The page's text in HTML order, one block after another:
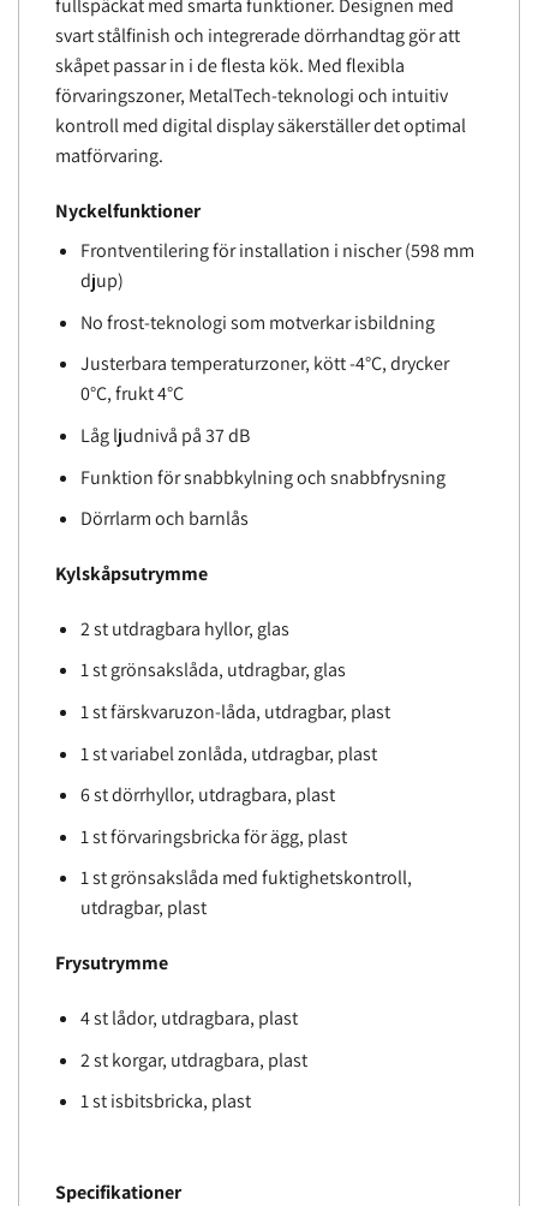
fullspäckat med smarta funktioner. Designen med
svart stålfinish och integrerade dörrhandtag gör att
skåpet passar in i de flesta kök. Med flexibla
förvaringszoner, MetalTech-teknologi och intuitiv
kontroll med digital display säkerställer det optimal
matförvaring.
Nyckelfunktioner
Frontventilering för installation i nischer (598 mm
djup)
No frost-teknologi som motverkar isbildning
Justerbara temperaturzoner, kött -4°C, drycker
0°C, frukt 4°C
Låg ljudnivå på 37 dB
Funktion för snabbkylning och snabbfrysning
Dörrlarm och barnlås
Kylskåpsutrymme
2 st utdragbara hyllor, glas
1 st grönsakslåda, utdragbar, glas
1 st färskvaruzon-låda, utdragbar, plast
1 st variabel zonlåda, utdragbar, plast
6 st dörrhyllor, utdragbara, plast
1 st förvaringsbricka för ägg, plast
1 st grönsakslåda med fuktighetskontroll,
utdragbar, plast
Frysutrymme
4 st lådor, utdragbara, plast
2 st korgar, utdragbara, plast
1 st isbitsbricka, plast
Specifikationer